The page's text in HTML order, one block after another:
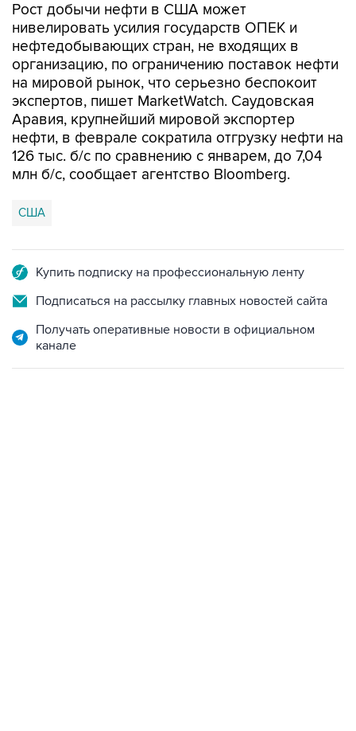
Рост добычи нефти в США может
нивелировать усилия государств ОПЕК и
нефтедобывающих стран, не входящих в
организацию, по ограничению поставок нефти
на мировой рынок, что серьезно беспокоит
экспертов, пишет MarketWatch. Саудовская
Аравия, крупнейший мировой экспортер
нефти, в феврале сократила отгрузку нефти на
126 тыс. б/с по сравнению с январем, до 7,04
млн б/с, сообщает агентство Bloomberg.
США
Купить подписку на профессиональную ленту
Подписаться на рассылку главных новостей сайта
Получать оперативные новости в официальном
канале